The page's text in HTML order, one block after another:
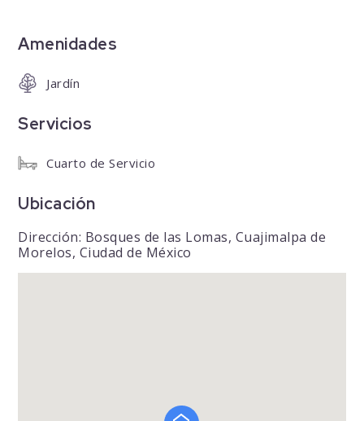
Amenidades
Jardín
Servicios
Cuarto de Servicio
Ubicación
Dirección: Bosques de las Lomas, Cuajimalpa de
Morelos, Ciudad de México